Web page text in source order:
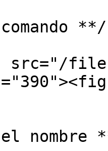
src="/files/
nombre